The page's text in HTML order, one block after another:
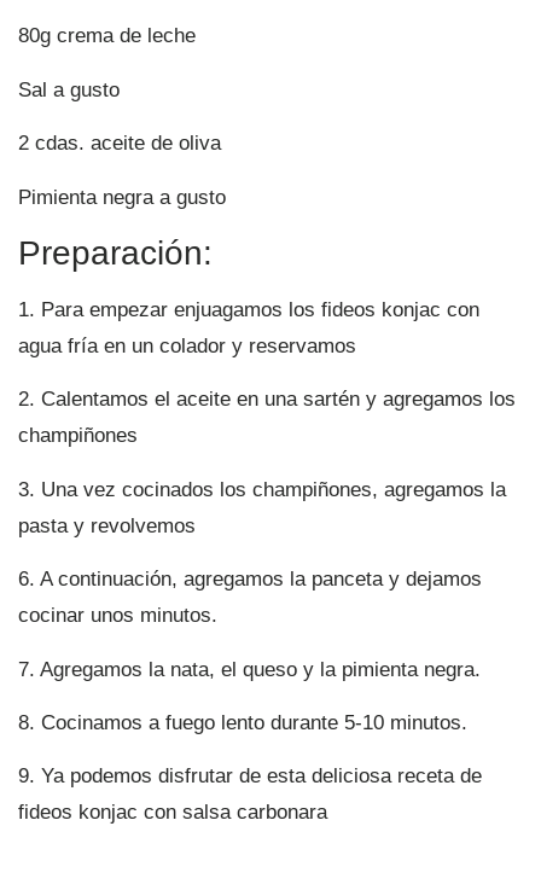
80g crema de leche
Sal a gusto
2 cdas. aceite de oliva
Pimienta negra a gusto
Preparación:
1. Para empezar enjuagamos los fideos konjac con
agua fría en un colador y reservamos
2. Calentamos el aceite en una sartén y agregamos los
champiñones
3. Una vez cocinados los champiñones, agregamos la
pasta y revolvemos
6. A continuación, agregamos la panceta y dejamos
cocinar unos minutos.
7. Agregamos la nata, el queso y la pimienta negra.
8. Cocinamos a fuego lento durante 5-10 minutos.
9. Ya podemos disfrutar de esta deliciosa receta de
fideos konjac con salsa carbonara